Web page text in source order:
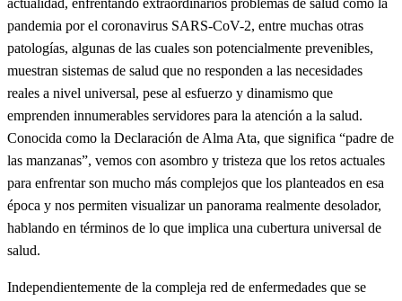
actualidad, enfrentando extraordinarios problemas de salud como la
pandemia por el coronavirus SARS-CoV-2, entre muchas otras
patologías, algunas de las cuales son potencialmente prevenibles,
muestran sistemas de salud que no responden a las necesidades
reales a nivel universal, pese al esfuerzo y dinamismo que
emprenden innumerables servidores para la atención a la salud.
Conocida como la Declaración de Alma Ata, que significa “padre de
las manzanas”, vemos con asombro y tristeza que los retos actuales
para enfrentar son mucho más complejos que los planteados en esa
época y nos permiten visualizar un panorama realmente desolador,
hablando en términos de lo que implica una cubertura universal de
salud.
Independientemente de la compleja red de enfermedades que se